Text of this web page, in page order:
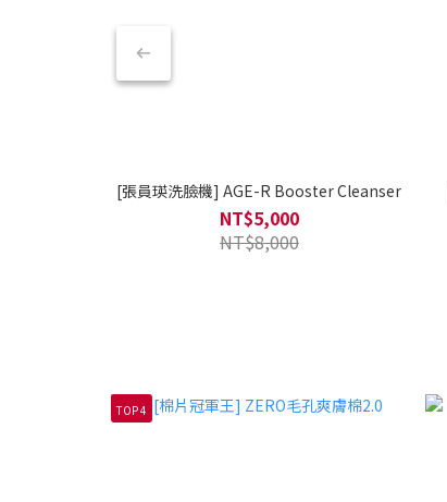
[張員瑛洗臉機] AGE-R Booster Cleanser
NT$5,000
NT$8,000
TOP 4